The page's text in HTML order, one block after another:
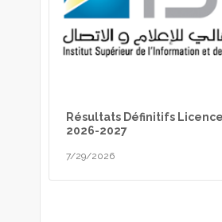
Résultats Définitifs
2026-2027
7/29/2026